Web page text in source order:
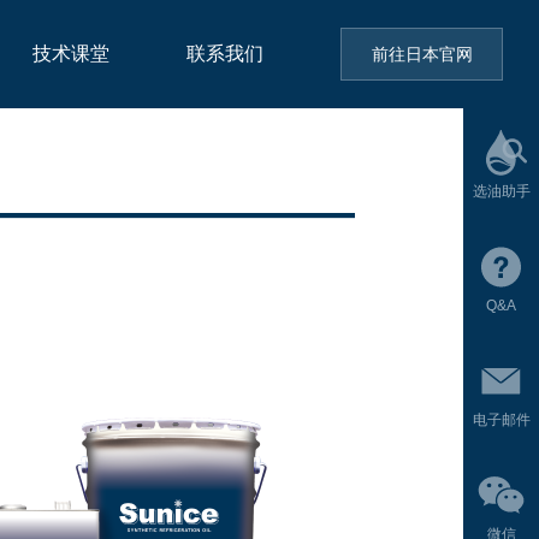
技术课堂 联系我们 前往日本官网
选油助手
Q&A
电子邮件
微信